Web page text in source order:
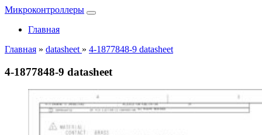
Микроконтроллеры
Главная
Главная » datasheet » 4-1877848-9 datasheet
4-1877848-9 datasheet